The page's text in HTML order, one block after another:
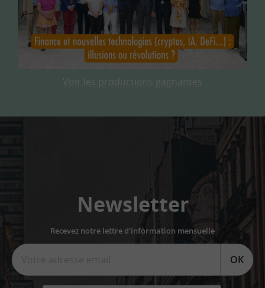
Voir les productions gagnantes
Newsletter
Recevez notre lettre d'information mensuelle
OK